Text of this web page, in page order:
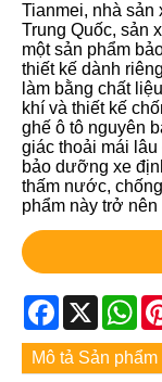
Tianmei, nhà sản
Trung Quốc, sản
một sản phẩm
thiết kế dành
làm bằng chất
khí và thiết kế
ghế ô tô nguyên
giác thoải mái
bảo dưỡng xe
thấm nước,
phẩm này trở
Facebook
X
Mô tả Sản phẩm